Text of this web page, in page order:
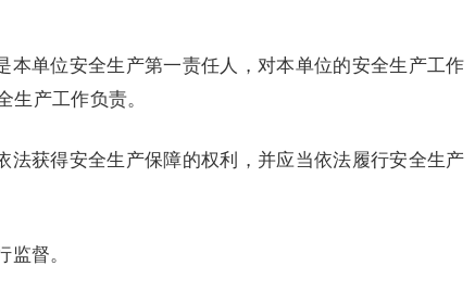
单位安全生产第一责任人，对本单位的安全生产工作
生产工作负责。
获得安全生产保障的权利，并应当依法履行安全生产
督。